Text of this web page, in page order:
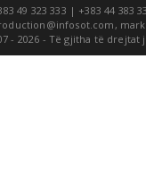
49 323 333 | +383 44 383
,
- 2026 - Të gjitha të